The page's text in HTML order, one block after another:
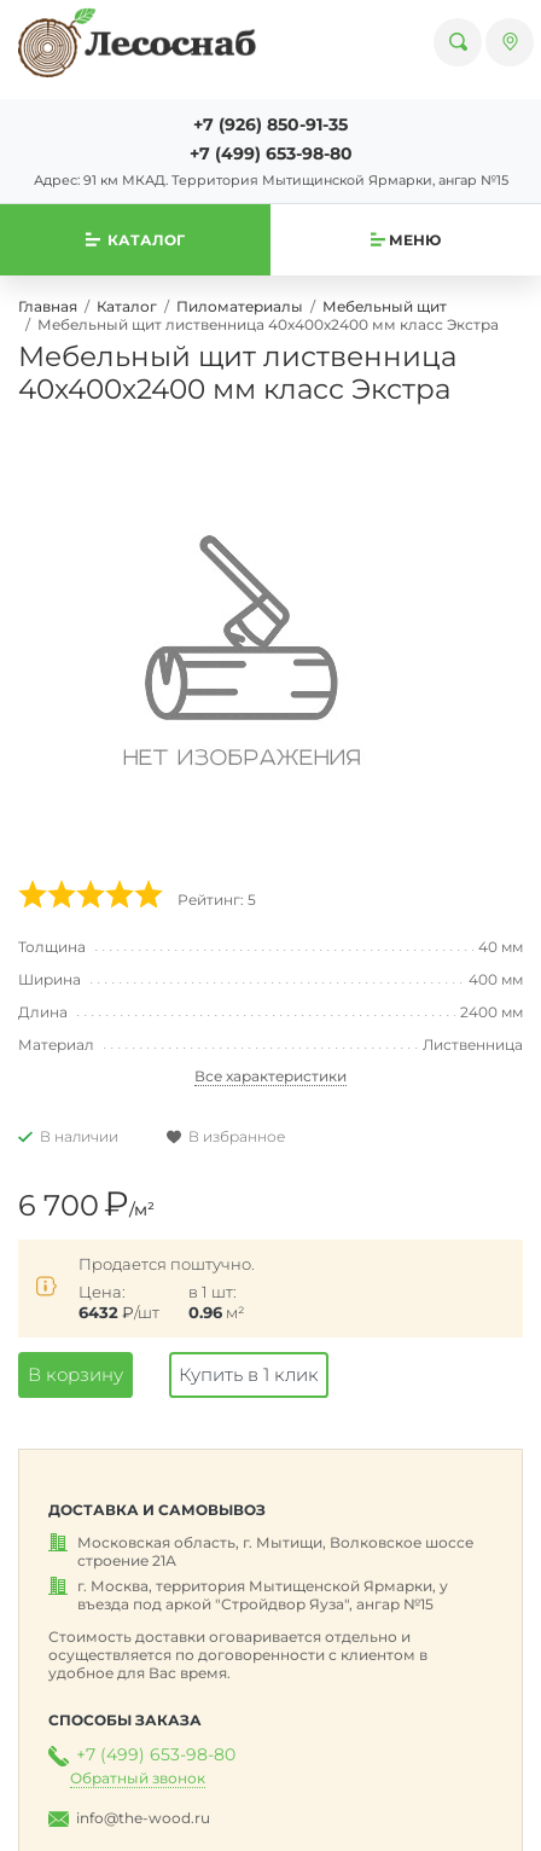
+7 (926) 850-91-35
+7 (499) 653-98-80
Адрес: 91 км МКАД. Территория Мытищинской Ярмарки, ангар №15
КАТАЛОГ МЕНЮ
Главная Каталог Пиломатериалы
Мебельный щит
Мебельный щит лиственница 40х400х2400 мм класс Экстра
Мебельный щит лиственница
40х400х2400 мм класс Экстра
Рейтинг: 5
Толщина
40 мм
Ширина
400 мм
Длина
2400 мм
Материал
Лиственница
Все характеристики
В наличии В избранное
6 700₽/м²
Продается поштучно.
Цена:
6432 ₽/шт
в 1 шт:
0.96 м²
В корзину Купить в 1 клик
ДОСТАВКА И САМОВЫВОЗ
Московская область, г. Мытищи, Волковское шоссе
строение 21А
г. Москва, территория Мытищенской Ярмарки, у
въезда под аркой "Стройдвор Яуза", ангар №15
Стоимость доставки оговаривается отдельно и
осуществляется по договоренности с клиентом в
удобное для Вас время.
СПОСОБЫ ЗАКАЗА
+7 (499) 653-98-80
Обратный звонок
info@the-wood.ru